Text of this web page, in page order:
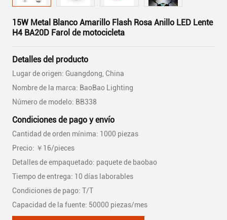
15W Metal Blanco Amarillo Flash Rosa Anillo LED Lente
H4 BA20D Farol de motocicleta
Detalles del producto
Lugar de origen: Guangdong, China
Nombre de la marca: BaoBao Lighting
Número de modelo: BB338
Condiciones de pago y envío
Cantidad de orden mínima: 1000 piezas
Precio: ￥16/pieces
Detalles de empaquetado: paquete de baobao
Tiempo de entrega: 10 días laborables
Condiciones de pago: T/T
Capacidad de la fuente: 50000 piezas/mes